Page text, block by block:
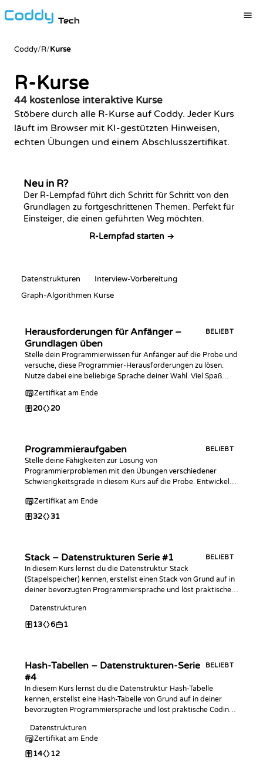
Tech
Coddy/R/Kurse
R-Kurse
44 kostenlose interaktive Kurse
Stöbere durch alle R-Kurse auf Coddy. Jeder Kurs
läuft im Browser mit KI-gestützten Hinweisen,
echten Übungen und einem Abschlusszertifikat.
Neu in R?
Der R-Lernpfad führt dich Schritt für Schritt von den
Grundlagen zu fortgeschrittenen Themen. Perfekt für
Einsteiger, die einen geführten Weg möchten.
R-Lernpfad starten →
Datenstrukturen
Interview-Vorbereitung
Graph-Algorithmen Kurse
Herausforderungen für Anfänger –
Grundlagen üben
BELIEBT
Stelle dein Programmierwissen für Anfänger auf die Probe und
versuche, diese Programmier-Herausforderungen zu lösen.
Nutze dabei eine beliebige Sprache deiner Wahl. Viel Spaß
Zertifikat am Ende
20 20
Programmieraufgaben BELIEBT
Stelle deine Fähigkeiten zur Lösung von
Programmierproblemen mit den Übungen verschiedener
Schwierigkeitsgrade in diesem Kurs auf die Probe. Entwickelt
beliebigen Programmiersprache.
Zertifikat am Ende
32 31
Stack – Datenstrukturen Serie #1 BELIEBT
In diesem Kurs lernst du die Datenstruktur Stack
(Stapelspeicher) kennen, erstellst einen Stack von Grund auf in
deiner bevorzugten Programmiersprache und löst praktische
Datenstrukturen
13 6 1
Hash-Tabellen – Datenstrukturen-Serie
#4
BELIEBT
In diesem Kurs lernst du die Datenstruktur Hash-Tabelle
kennen, erstellst eine Hash-Tabelle von Grund auf in deiner
bevorzugten Programmiersprache und löst praktische Coding-
Datenstrukturen
Zertifikat am Ende
14 12